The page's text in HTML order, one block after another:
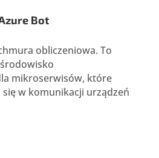
Bot
obliczeniowa. To
mikroserwisów, które
w komunikacji urządzeń